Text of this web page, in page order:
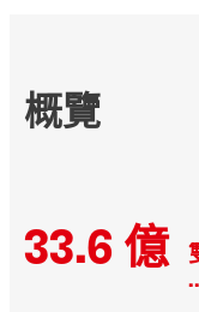
概覽
33.6 億